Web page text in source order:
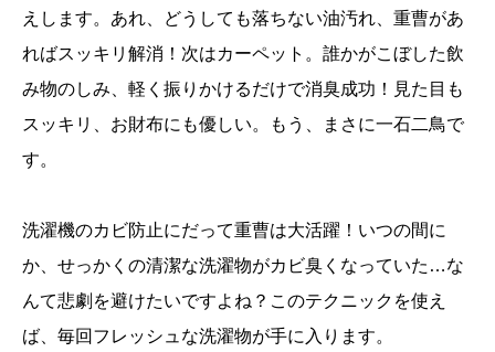
えします。あれ、どうしても落ちない油汚れ、重曹があ
ればスッキリ解消！次はカーペット。誰かがこぼした飲
み物のしみ、軽く振りかけるだけで消臭成功！見た目も
スッキリ、お財布にも優しい。もう、まさに一石二鳥で
す。
洗濯機のカビ防止にだって重曹は大活躍！いつの間に
か、せっかくの清潔な洗濯物がカビ臭くなっていた…な
んて悲劇を避けたいですよね？このテクニックを使え
ば、毎回フレッシュな洗濯物が手に入ります。